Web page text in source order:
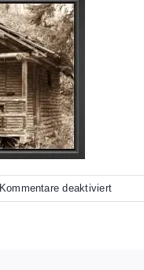
Kommentare deaktiviertfür
00070-